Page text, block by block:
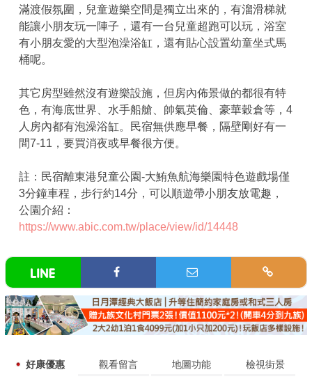
滿渡假氛圍，兒童遊樂空間是獨立出來的，有溜滑梯就
能讓小朋友玩一陣子，還有一台兒童超跑可以玩，浴室
有小朋友愛的大型泡澡浴缸，還有貼心設置幼童坐式馬
桶呢。
其它房型雖然沒有遊樂設施，但房內佈景做的都很有特
色，有海底世界、水手船艙、帥氣英倫、豪華穀倉等，4
人房內都有泡澡浴缸。民宿無供應早餐，隔壁剛好有一
間7-11，要買消夜或早餐很方便。
註：民宿離東港兒童公園-大鮪魚航海樂園特色遊戲場僅
3分鐘車程，步行約14分，可以順遊帶小朋友放電趣，
公園介紹：
https://www.abic.com.tw/place/view/id/14448
好康優惠 觀看留言 地圖功能 檢視街景